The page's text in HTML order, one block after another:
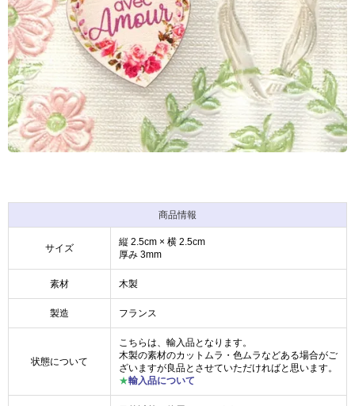
商品情報
サイズ
縦 2.5cm × 横 2.5cm
厚み 3mm
素材 木製
製造 フランス
状態について
こちらは、輸入品となります。
木製の素材のカットムラ・色ムラなどある場合がご
ざいますが良品とさせていただければと思います。
★輸入品について